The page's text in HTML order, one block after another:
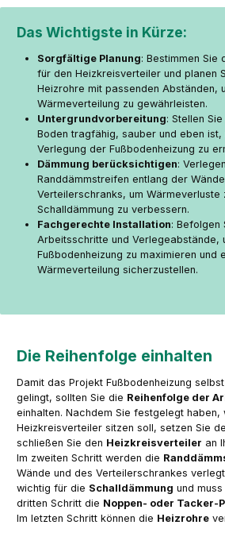
Das Wichtigste in Kürze:
Sorgfältige Planung: Bestimmen Sie
für den Heizkreisverteiler und planen
Heizrohre mit passenden Abständen,
Wärmeverteilung zu gewährleisten.
Untergrundvorbereitung: Stellen
Boden tragfähig, sauber und eben ist,
Verlegung der Fußbodenheizung zu
Dämmung berücksichtigen:
Randdämmstreifen entlang der
Verteilerschranks, um Wärmeverluste
Schalldämmung zu verbessern.
Fachgerechte Installation: Befolgen
Arbeitsschritte und Verlegeabstände,
Fußbodenheizung zu maximieren und
Wärmeverteilung sicherzustellen.
Die Reihenfolge einhalten
Damit das Projekt Fußbodenheizung
gelingt, sollten Sie die Reihenfolge der
einhalten. Nachdem Sie festgelegt haben,
Heizkreisverteiler sitzen soll, setzen Sie
schließen Sie den Heizkreisverteiler an
Im zweiten Schritt werden die
Wände und des Verteilerschrankes
wichtig für die Schalldämmung und
dritten Schritt die Noppen- oder Tacker-
Im letzten Schritt können die Heizrohre